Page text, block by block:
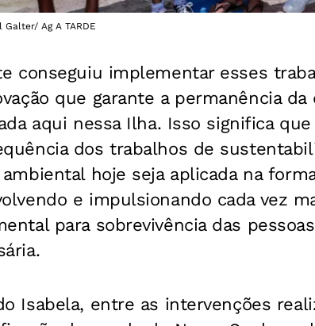
Galter/ Ag A TARDE
conseguiu implementar esses
que garante a permanência
aqui nessa Ilha. Isso significa
dos trabalhos de
ambiental hoje seja aplicada na
e impulsionando cada vez
para sobrevivência das
Isabela, entre as intervenções